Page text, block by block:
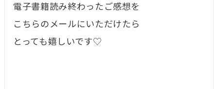
電子書籍読み終わったご感想を
こちらのメールにいただけたら
とっても嬉しいです♡